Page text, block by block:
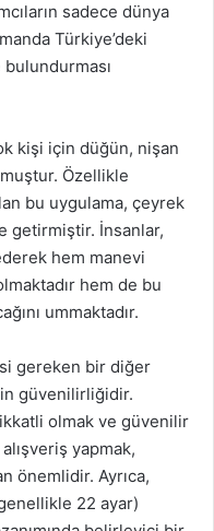
sadece dünya
Türkiye’deki
kişi için düğün, nişan
Özellikle
bu uygulama, çeyrek
getirmiştir. İnsanlar,
hem manevi
hem de bu
ummaktadır.
gereken bir diğer
güvenilirliğidir.
olmak ve güvenilir
yapmak,
önemlidir. Ayrıca,
22 ayar)